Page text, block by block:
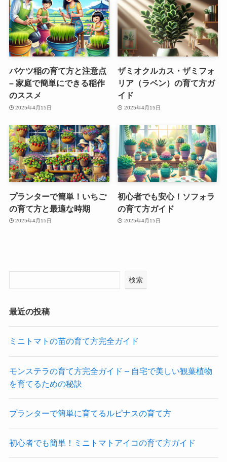
バケツ稲の育て方と注意点
– 家庭で簡単にできる稲作
のススメ
2025年4月15日
ザミオクルカス・ザミフォ
リア（ラベン）の育て方ガ
イド
2025年4月15日
プランターで簡単！いちご
の育て方と最適な時期
2025年4月15日
初心者でも安心！ソフォラ
の育て方ガイド
2025年4月15日
検索
最近の投稿
ミニトマトの苗の育て方完全ガイド
モンステラの育て方完全ガイド – 自宅で美しい観葉植物
を育てるための秘訣
プランターで簡単に育てるルピナスの育て方
初心者でも簡単！ミニトマトアイコの育て方ガイド